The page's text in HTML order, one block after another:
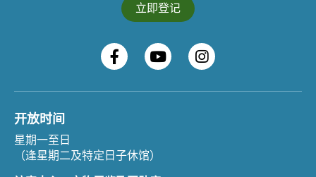
立即登记
开放时间
星期一至日
（逢星期二及特定日子休馆）